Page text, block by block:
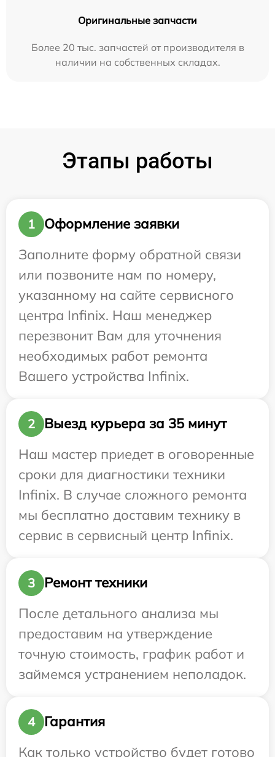
Оригинальные запчасти
Более 20 тыс. запчастей от производителя в
наличии на собственных складах.
Этапы работы
1
Оформление заявки
Заполните форму обратной связи
или позвоните нам по номеру,
указанному на сайте сервисного
центра Infinix. Наш менеджер
перезвонит Вам для уточнения
необходимых работ ремонта
Вашего устройства Infinix.
2
Выезд курьера за 35 минут
Наш мастер приедет в оговоренные
сроки для диагностики техники
Infinix. В случае сложного ремонта
мы бесплатно доставим технику в
сервис в сервисный центр Infinix.
3
Ремонт техники
После детального анализа мы
предоставим на утверждение
точную стоимость, график работ и
займемся устранением неполадок.
4
Гарантия
Как только устройство будет готово